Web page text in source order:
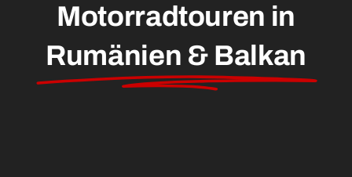
Motorradtouren in
Rumänien & Balkan